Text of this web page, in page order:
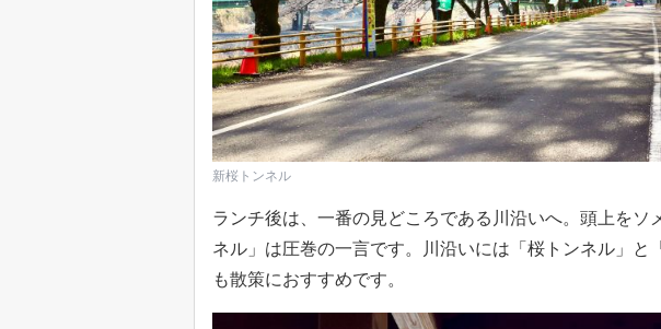
新桜トンネル
ランチ後は、一番の見どころである川沿いへ。頭上をソ
ネル」は圧巻の一言です。川沿いには「桜トンネル」と
も散策におすすめです。